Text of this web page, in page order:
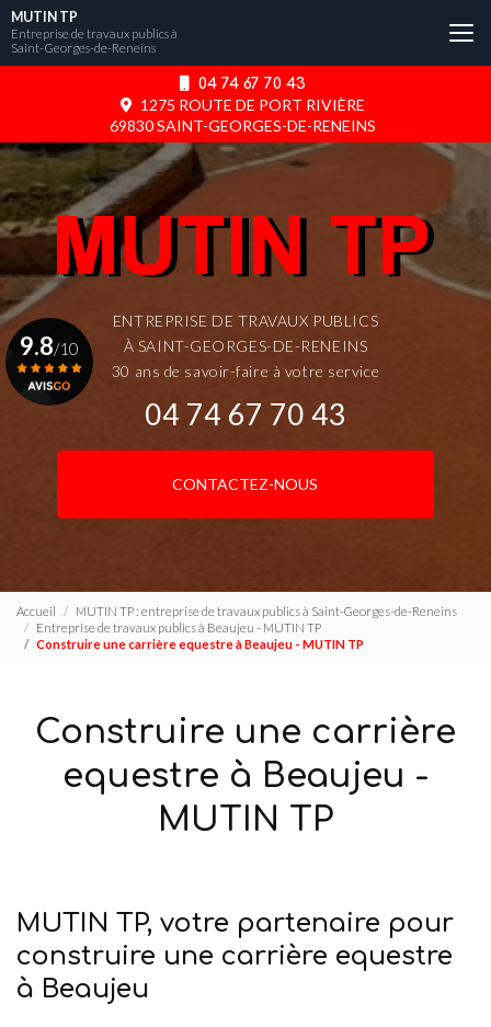
Aller
au
contenu
04 74 67 70 43
1275 ROUTE DE PORT RIVIÈRE
69830 SAINT-GEORGES-DE-RENEINS
MUTIN TP
Entreprise de travaux publics à
Saint-Georges-de-Reneins
ENTREPRISE DE TRAVAUX PUBLICS
À SAINT-GEORGES-DE-RENEINS
30 ans de savoir-faire à votre service
04 74 67 70 43
CONTACTEZ-NOUS
9.8/10
Accueil
MUTIN TP : entreprise de travaux publics à Saint-Georges-de-Reneins
Entreprise de travaux publics à Beaujeu - MUTIN TP
Construire une carrière equestre à Beaujeu - MUTIN TP
Construire une carrière
equestre à Beaujeu -
MUTIN TP
MUTIN TP, votre partenaire pour
construire une carrière equestre
à Beaujeu